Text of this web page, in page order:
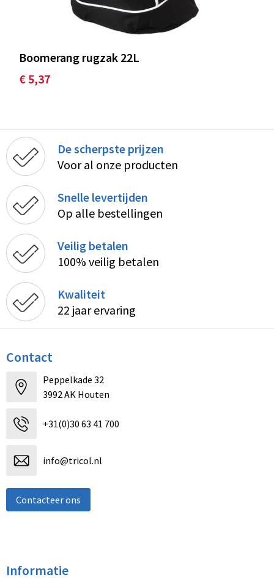
Boomerang rugzak 22L
€ 5,37
De scherpste prijzen
Voor al onze producten
Snelle levertijden
Op alle bestellingen
Veilig betalen
100% veilig betalen
Kwaliteit
22 jaar ervaring
Contact
Peppelkade 32
3992 AK Houten
+31(0)30 63 41 700
info@tricol.nl
Contacteer ons
Informatie